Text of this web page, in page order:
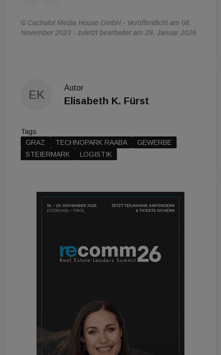
© Cachalot Media House GmbH - Veröffentlicht am 08.
November 2023 - zuletzt bearbeitet am 29. Januar 2026
EK
Autor
Elisabeth K. Fürst
Tags
GRAZ
TECHNOPARK RAABA
GEWERBE
STEIERMARK
LOGISTIK